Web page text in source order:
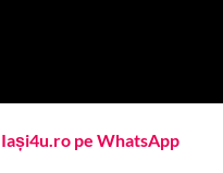
pe WhatsApp